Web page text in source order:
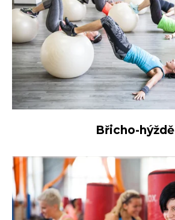
Břicho-hýždě